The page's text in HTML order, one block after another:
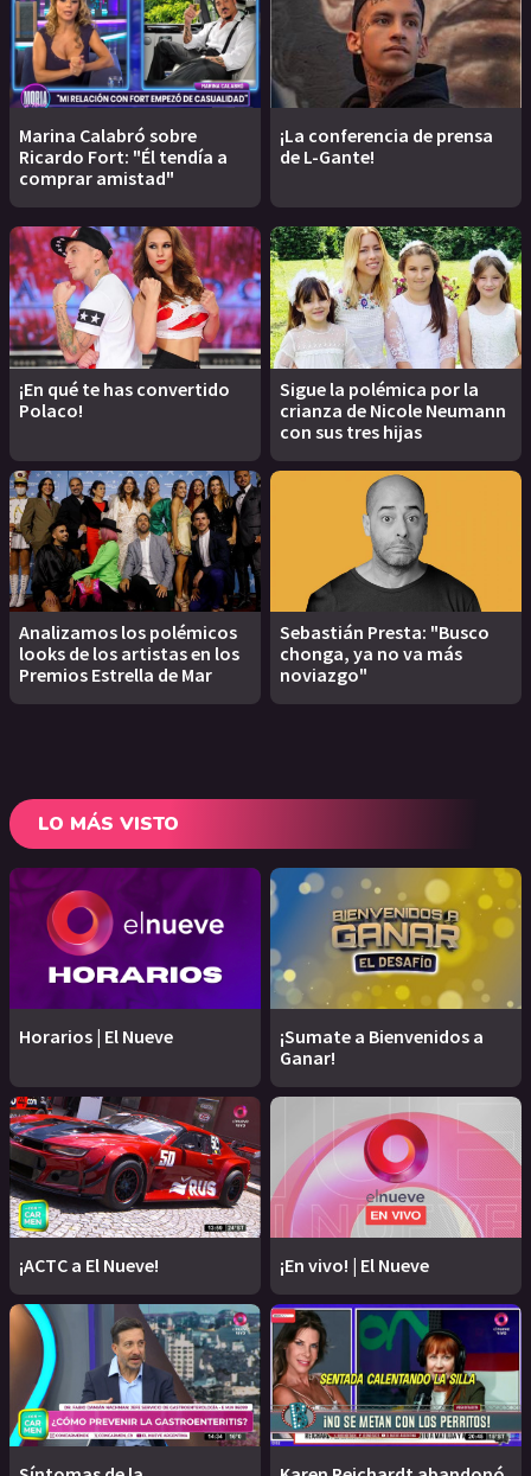
Marina Calabró sobre
Ricardo Fort: "Él tendía a
comprar amistad"
¡La conferencia de prensa
de L-Gante!
¡En qué te has convertido
Polaco!
Sigue la polémica por la
crianza de Nicole Neumann
con sus tres hijas
Analizamos los polémicos
looks de los artistas en los
Premios Estrella de Mar
Sebastián Presta: "Busco
chonga, ya no va más
noviazgo"
LO MÁS VISTO
Horarios | El Nueve
¡Sumate a Bienvenidos a
Ganar!
¡ACTC a El Nueve! ¡En vivo! | El Nueve